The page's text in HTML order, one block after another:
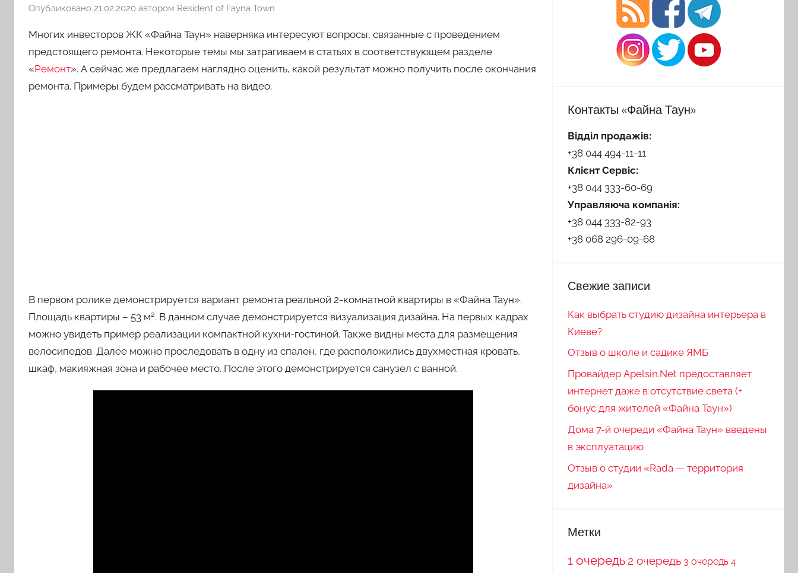
Опубликовано 21.02.2020 автором Resident of Fayna Town
Многих инвесторов ЖК «Файна Таун» наверняка интересуют вопросы, связанные с проведением
предстоящего ремонта. Некоторые темы мы затрагиваем в статьях в соответствующем разделе
«Ремонт». А сейчас же предлагаем наглядно оценить, какой результат можно получить после окончания
ремонта. Примеры будем рассматривать на видео.
В первом ролике демонстрируется вариант ремонта реальной 2-комнатной квартиры в «Файна Таун».
Площадь квартиры – 53 м2. В данном случае демонстрируется визуализация дизайна. На первых кадрах
можно увидеть пример реализации компактной кухни-гостиной. Также видны места для размещения
велосипедов. Далее можно проследовать в одну из спален, где расположились двухместная кровать,
шкаф, макияжная зона и рабочее место. После этого демонстрируется санузел с ванной.
Контакты «Файна Таун»
Відділ продажів:
+38 044 494-11-11
Клієнт Сервіс:
+38 044 333-60-69
Управляюча компанія:
+38 044 333-82-93
+38 068 296-09-68
Свежие записи
Как выбрать студию дизайна интерьера в
Киеве?
Отзыв о школе и садике ЯМБ
Провайдер Apelsin.Net предоставляет
интернет даже в отсутствие света (+
бонус для жителей «Файна Таун»)
Дома 7-й очереди «Файна Таун» введены
в эксплуатацию
Отзыв о студии «Rada — территория
дизайна»
Метки
1 очередь2 очередь 3 очередь 4